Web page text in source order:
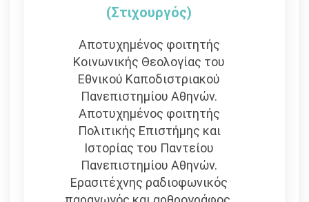
(στιχουργός)
Αποτυχημένος φοιτητής
Κοινωνικής Θεολογίας του
Εθνικού Καποδιστριακού
Πανεπιστημίου Αθηνών.
Αποτυχημένος φοιτητής
Πολιτικής Επιστήμης και
Ιστορίας του Παντείου
Πανεπιστημίου Αθηνών.
Ερασιτέχνης ραδιοφωνικός